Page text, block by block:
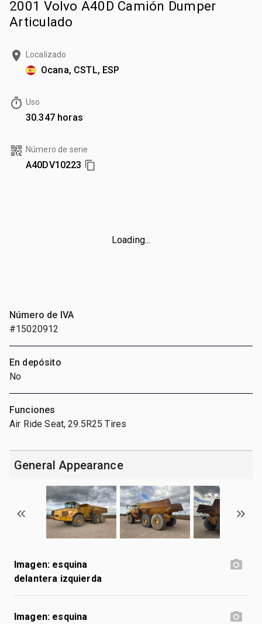
2001 Volvo A40D Camión Dumper
Articulado
Localizado
Ocana, CSTL, ESP
Uso
30.347 horas
Número de serie
A40DV10223
Loading...
Número de IVA
#15020912
En depósito
No
Funciones
Air Ride Seat, 29.5R25 Tires
General Appearance
Imagen: esquina
delantera izquierda
Imagen: esquina